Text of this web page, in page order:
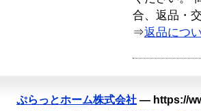
合、返品・
⇒返品につ
ぷらっとホーム株式会社 — https://